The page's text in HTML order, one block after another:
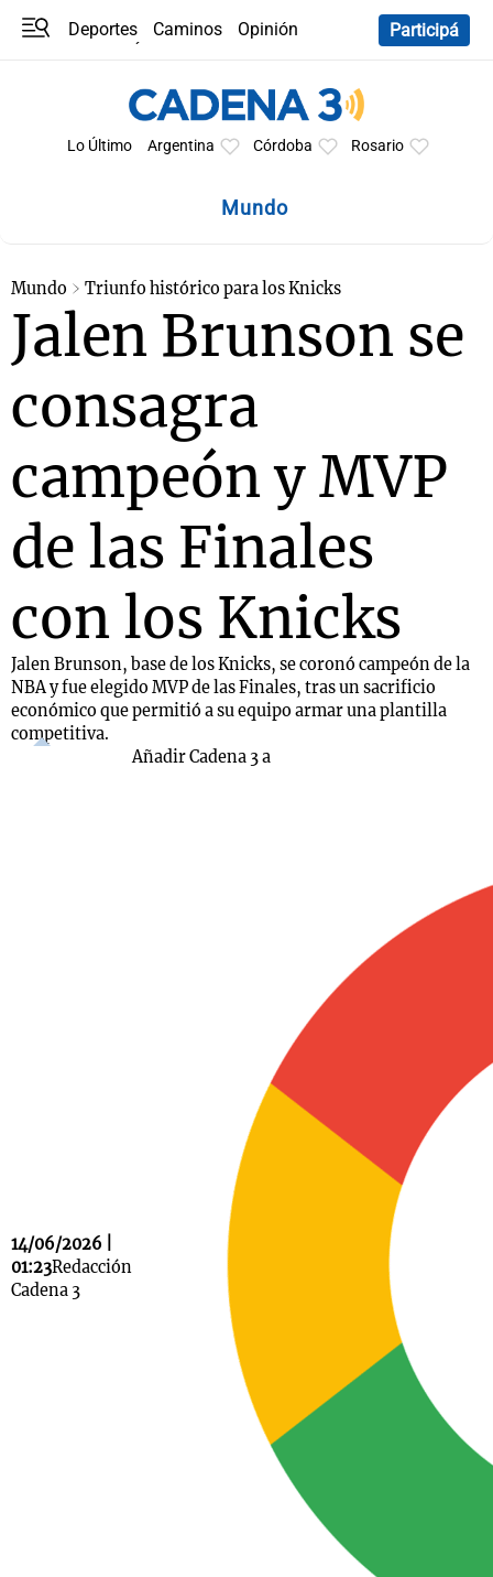
Deportes Caminos
Opinión
Participá
Lo Último Argentina Córdoba Rosario
Mundo
Mundo Triunfo histórico para los Knicks
Jalen Brunson se
consagra
campeón y MVP
de las Finales
con los Knicks
Jalen Brunson, base de los Knicks, se coronó campeón de la
NBA y fue elegido MVP de las Finales, tras un sacrificio
económico que permitió a su equipo armar una plantilla
competitiva.
14/06/2026 |
01:23Redacción
Cadena 3
Añadir Cadena 3 a
La Sole en
Cadena 3